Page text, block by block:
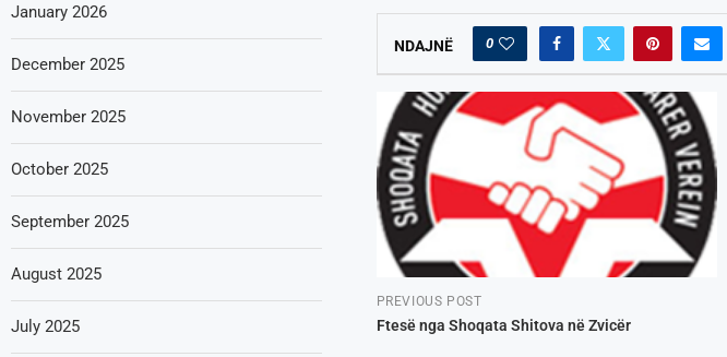
NDAJNË 0
PREVIOUS POST
Ftesë nga Shoqata Shitova në Zvicër
January 2026
December 2025
November 2025
October 2025
September 2025
August 2025
July 2025